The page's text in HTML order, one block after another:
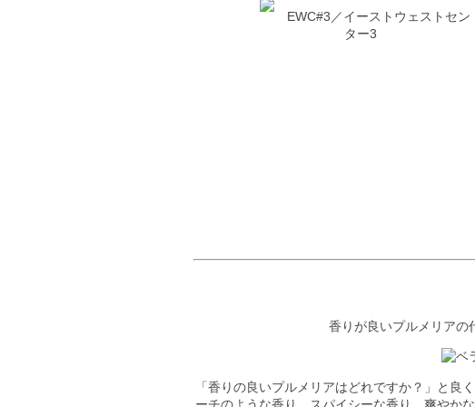
EWC#3／イーストウェストセン
ター3
香りが良いプルメリアの
「香りの良いプルメリアはどれですか？」と